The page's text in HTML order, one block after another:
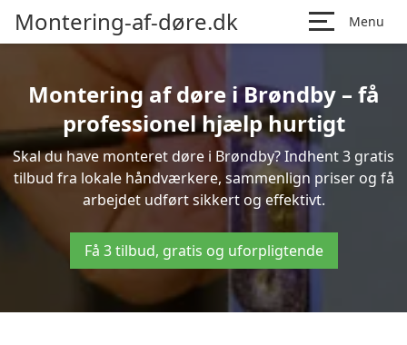
Montering-af-døre.dk Menu
Montering af døre i Brøndby – få
professionel hjælp hurtigt
Skal du have monteret døre i Brøndby? Indhent 3 gratis
tilbud fra lokale håndværkere, sammenlign priser og få
arbejdet udført sikkert og effektivt.
Få 3 tilbud, gratis og uforpligtende